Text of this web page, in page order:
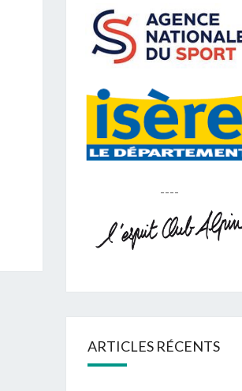
----
ARTICLES RÉCENTS